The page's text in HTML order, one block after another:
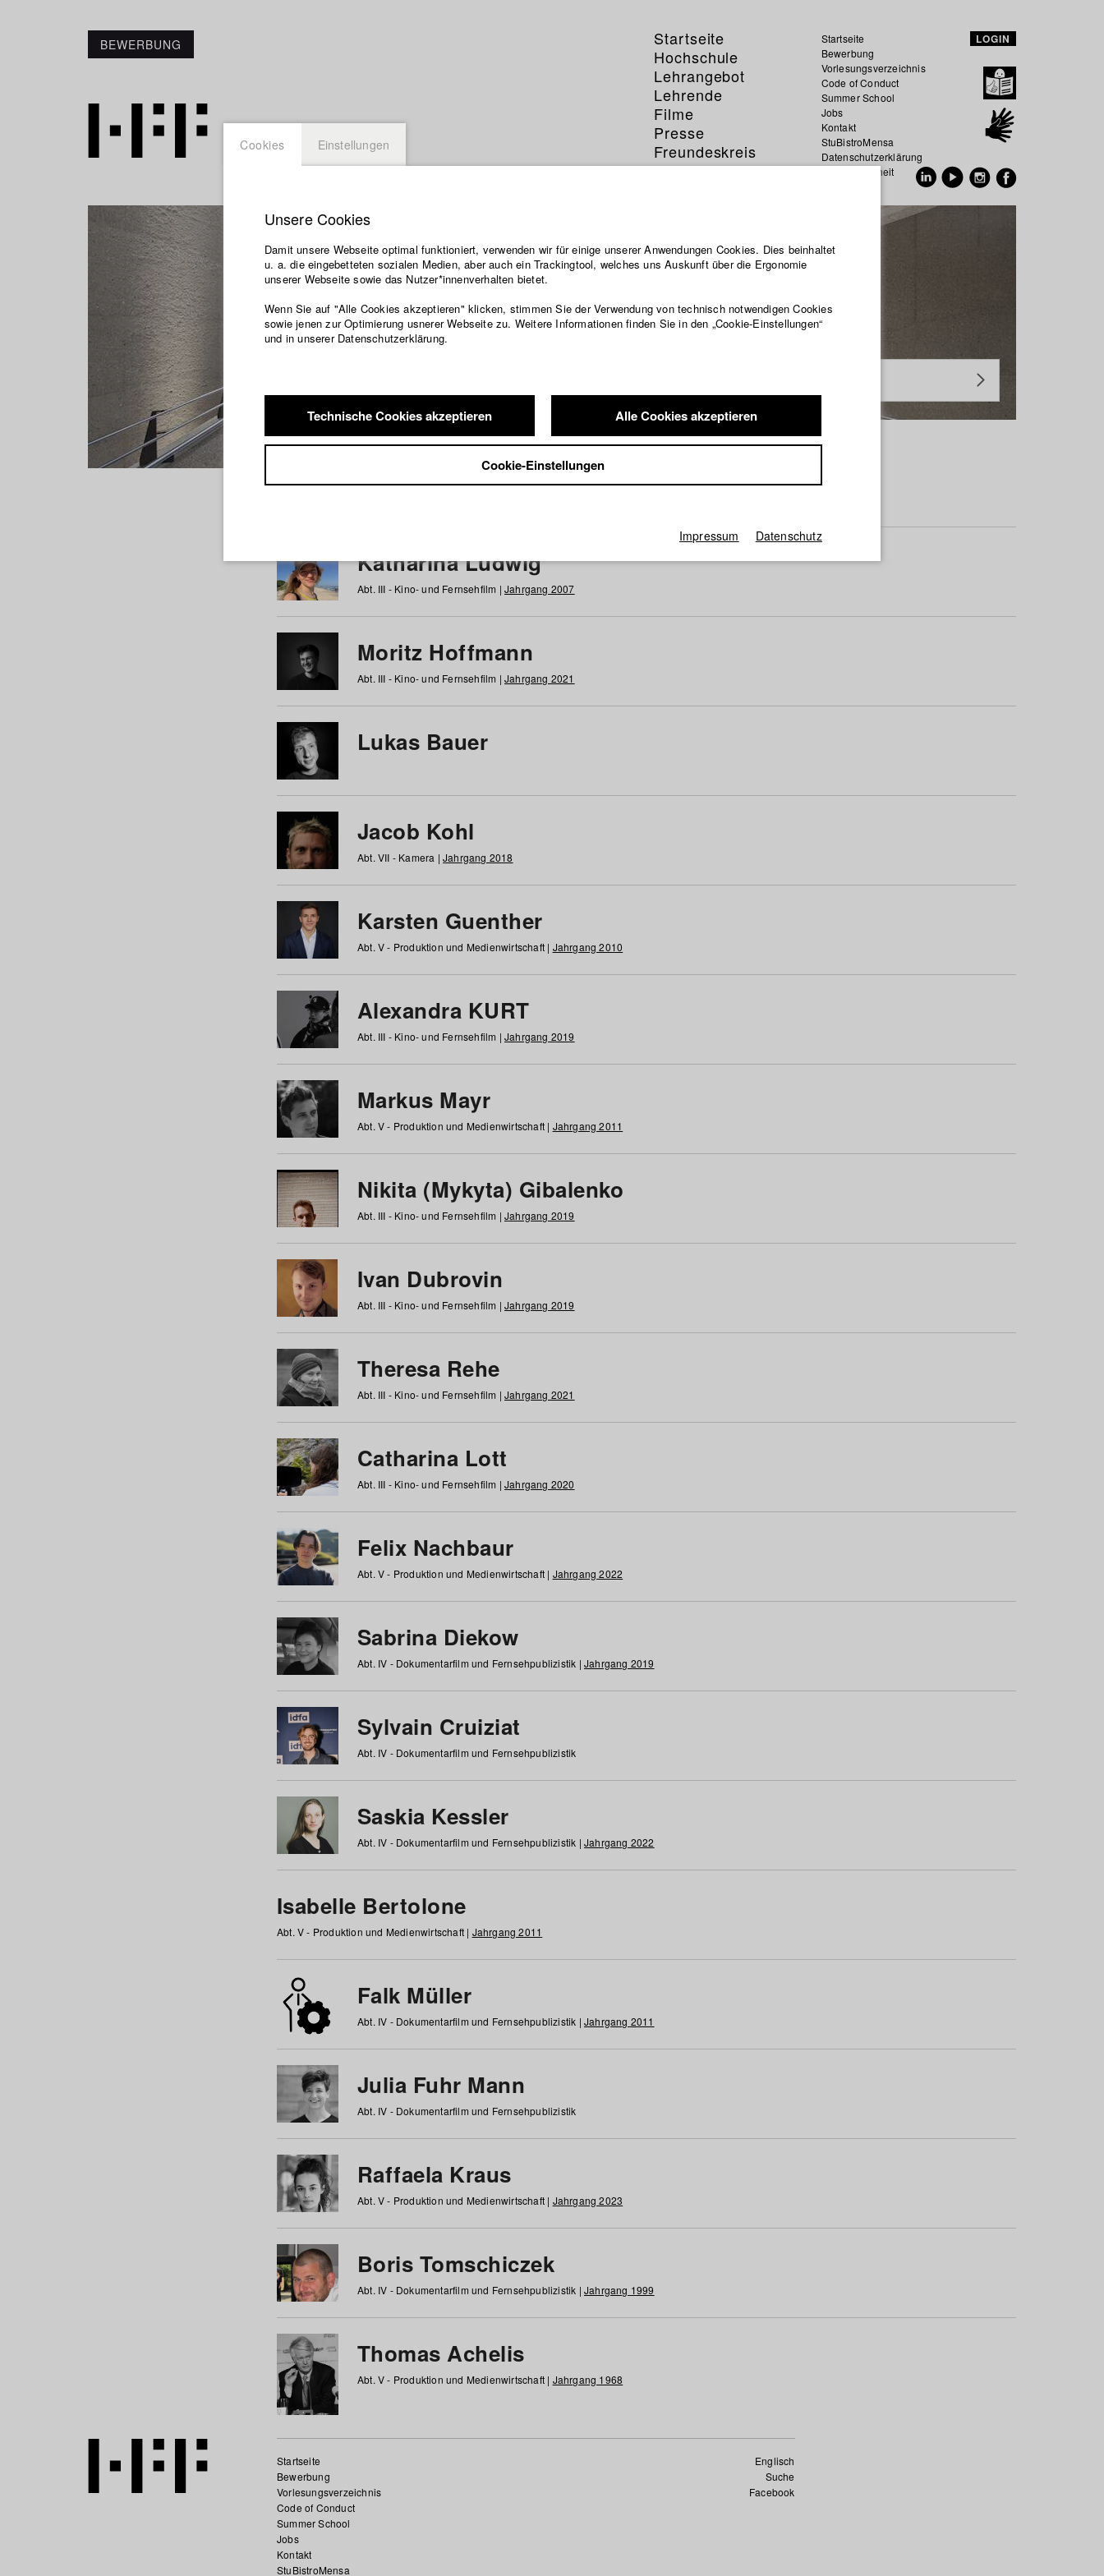
BEWERBUNG
Startseite
Hochschule
Lehrangebot
Lehrende
Filme
Presse
Freundeskreis
Service
Startseite
Bewerbung
Vorlesungsverzeichnis
Code of Conduct
Summer School
Jobs
Kontakt
StuBistroMensa
Datenschutzerklärung
Datensicherheit
LOGIN
Studierende / Alumni
a b c d e f g h i j k l m n o p q r s t u v w x y z Alle
Katharina Ludwig
Abt. III - Kino- und Fernsehfilm | Jahrgang 2007
Moritz Hoffmann
Abt. III - Kino- und Fernsehfilm | Jahrgang 2021
Lukas Bauer
Jacob Kohl
Abt. VII - Kamera | Jahrgang 2018
Karsten Guenther
Abt. V - Produktion und Medienwirtschaft | Jahrgang 2010
Alexandra KURT
Abt. III - Kino- und Fernsehfilm | Jahrgang 2019
Markus Mayr
Abt. V - Produktion und Medienwirtschaft | Jahrgang 2011
Nikita (Mykyta) Gibalenko
Abt. III - Kino- und Fernsehfilm | Jahrgang 2019
Ivan Dubrovin
Abt. III - Kino- und Fernsehfilm | Jahrgang 2019
Theresa Rehe
Abt. III - Kino- und Fernsehfilm | Jahrgang 2021
Catharina Lott
Abt. III - Kino- und Fernsehfilm | Jahrgang 2020
Felix Nachbaur
Abt. V - Produktion und Medienwirtschaft | Jahrgang 2022
Sabrina Diekow
Abt. IV - Dokumentarfilm und Fernsehpublizistik | Jahrgang 2019
Sylvain Cruiziat
Abt. IV - Dokumentarfilm und Fernsehpublizistik
Saskia Kessler
Abt. IV - Dokumentarfilm und Fernsehpublizistik | Jahrgang 2022
Isabelle Bertolone
Abt. V - Produktion und Medienwirtschaft | Jahrgang 2011
Falk Müller
Abt. IV - Dokumentarfilm und Fernsehpublizistik | Jahrgang 2011
Julia Fuhr Mann
Abt. IV - Dokumentarfilm und Fernsehpublizistik
Raffaela Kraus
Abt. V - Produktion und Medienwirtschaft | Jahrgang 2023
Boris Tomschiczek
Abt. IV - Dokumentarfilm und Fernsehpublizistik | Jahrgang 1999
Thomas Achelis
Abt. V - Produktion und Medienwirtschaft | Jahrgang 1968
Englisch
Suche
Facebook
Startseite
Bewerbung
Vorlesungsverzeichnis
Code of Conduct
Summer School
Jobs
Kontakt
StuBistroMensa
Cookies Einstellungen
Unsere Cookies
Damit unsere Webseite optimal funktioniert, verwenden wir für einige unserer Anwendungen Cookies. Dies beinhaltet
u. a. die eingebetteten sozialen Medien, aber auch ein Trackingtool, welches uns Auskunft über die Ergonomie
unserer Webseite sowie das Nutzer*innenverhalten bietet.
Wenn Sie auf "Alle Cookies akzeptieren" klicken, stimmen Sie der Verwendung von technisch notwendigen Cookies
sowie jenen zur Optimierung usnerer Webseite zu. Weitere Informationen finden Sie in den „Cookie-Einstellungen“
und in unserer Datenschutzerklärung.
Technische Cookies akzeptieren Alle Cookies akzeptieren
Cookie-Einstellungen
Impressum Datenschutz